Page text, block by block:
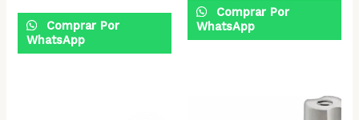
Comprar Por
WhatsApp
Comprar Por
WhatsApp